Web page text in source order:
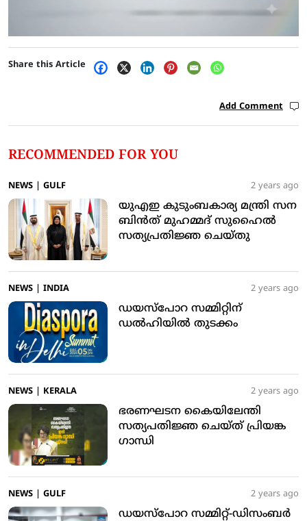
Share this Article
Add Comment
RECOMMENDED FOR YOU
NEWS GULF 2 years ago
യുഎഇ കുടുംബകാര്യ മന്ത്രി സന
ബിന്‍ത് മുഹമ്മദ് സുഹൈല്‍
സത്യപ്രതിജ്ഞ ചെയ്തു
NEWS INDIA 2 years ago
ഡയസ്‌പോറ സമ്മിറ്റിന്
ഡല്‍ഹിയില്‍ തുടക്കം
NEWS KERALA 2 years ago
ഭരണഘടന കൈയിലേന്തി
സത്യപതിജ്ഞ ചെയ്ത് പ്രിയങ്ക
ഗാന്ധി
NEWS GULF 2 years ago
ഡയസ്‌പോറ സമ്മിറ്റ്-ഡിസംബര്‍